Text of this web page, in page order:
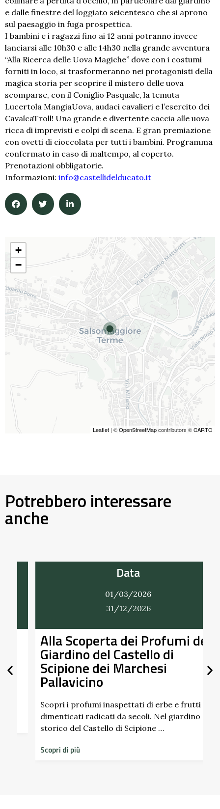
e dalle finestre del loggiato seicentesco che si aprono
sul paesaggio in fuga prospettica.
I bambini e i ragazzi fino ai 12 anni potranno invece
lanciarsi alle 10h30 e alle 14h30 nella grande avventura
“Alla Ricerca delle Uova Magiche” dove con i costumi
forniti in loco, si trasformeranno nei protagonisti della
magica storia per scoprire il mistero delle uova
scomparse, con il Coniglio Pasquale, la temuta
Lucertola MangiaUova, audaci cavalieri e l’esercito dei
CavalcaTroll! Una grande e divertente caccia alle uova
ricca di imprevisti e colpi di scena. E gran premiazione
con ovetti di cioccolata per tutti i bambini. Programma
confermato in caso di maltempo, al coperto.
Prenotazioni obbligatorie.
Informazioni: info@castellidelducato.it
+
−
Leaflet | ©OpenStreetMapcontributors ©CARTO
Potrebbero interessare
anche
Data
01/03/2026
31/12/2026
Alla Scoperta dei Profumi del
Giardino del Castello di
Scipione dei Marchesi
Pallavicino
Scopri i profumi inaspettati di erbe e frutti
dimenticati radicati da secoli. Nel giardino
storico del Castello di Scipione …
Scopri di più